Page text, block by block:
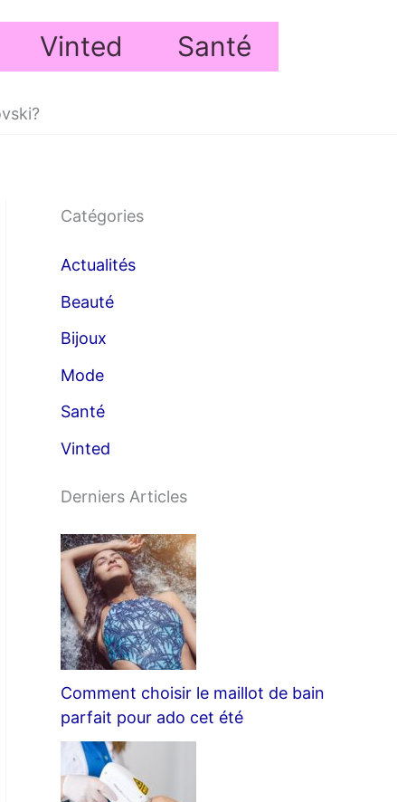
Vinted Santé
Catégories
Actualités
Beauté
Bijoux
Mode
Santé
Vinted
Derniers Articles
Comment choisir le maillot de bain
parfait pour ado cet été